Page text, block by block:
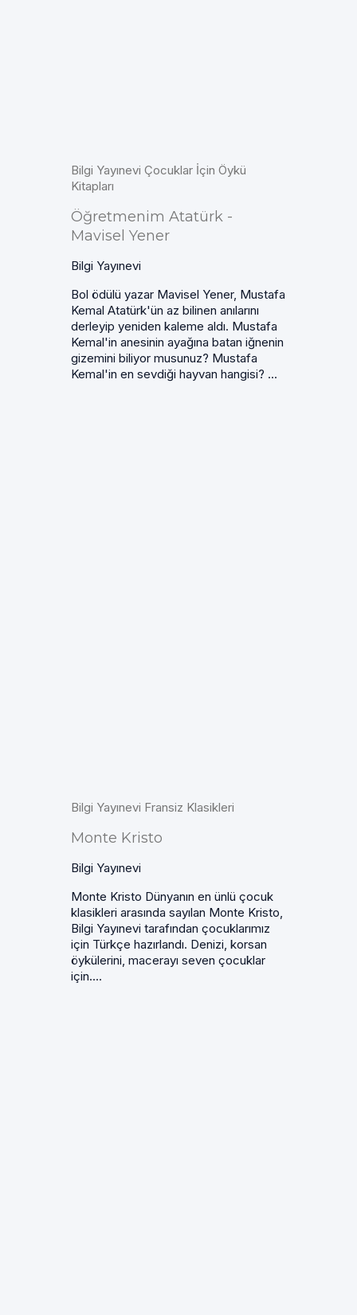
Bilgi Yayınevi Çocuklar İçin Öykü
Kitapları
Öğretmenim Atatürk -
Mavisel Yener
Bilgi Yayınevi
Bol ödülü yazar Mavisel Yener, Mustafa
Kemal Atatürk'ün az bilinen anılarını
derleyip yeniden kaleme aldı. Mustafa
Kemal'in anesinin ayağına batan iğnenin
gizemini biliyor musunuz? Mustafa
Kemal'in en sevdiği hayvan hangisi? ...
Bilgi Yayınevi Fransiz Klasikleri
Monte Kristo
Bilgi Yayınevi
Monte Kristo Dünyanın en ünlü çocuk
klasikleri arasında sayılan Monte Kristo,
Bilgi Yayınevi tarafından çocuklarımız
için Türkçe hazırlandı. Denizi, korsan
öykülerini, macerayı seven çocuklar
için....